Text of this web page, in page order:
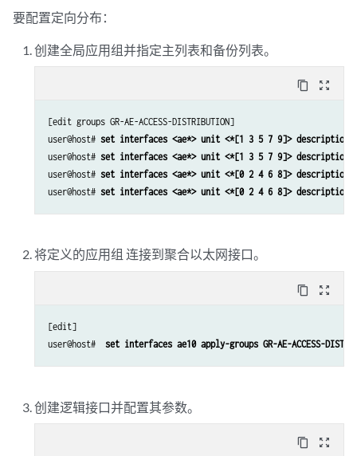
要配置定向分布：
创建全局应用组并指定主列表和备份列表。
content_copy zoom_out_map
[edit groups GR-AE-ACCESS-DISTRIBUTION]
user@host# set interfaces <ae*> unit <*[1 3 5 7 9]> description
user@host# set interfaces <ae*> unit <*[1 3 5 7 9]> description
user@host# set interfaces <ae*> unit <*[0 2 4 6 8]> description
user@host# set interfaces <ae*> unit <*[0 2 4 6 8]> description
将定义的应用组 连接到聚合以太网接口。
content_copy zoom_out_map
[edit]
user@host#
set interfaces ae10 apply-groups GR-AE-ACCESS-
创建逻辑接口并配置其参数。
content_copy zoom_out_map